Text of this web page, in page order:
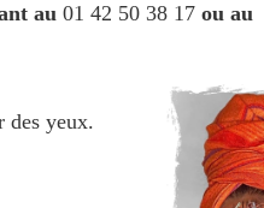
au 01 42 50 38 17 ou au
des yeux.